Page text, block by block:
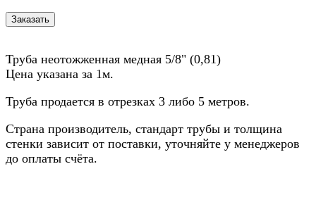
Труба неотожженная медная 5/8" (0,81)
Цена указана за 1м.
Труба продается в отрезках 3 либо 5 метров.
Страна производитель, стандарт трубы и толщина
стенки зависит от поставки, уточняйте у менеджеров
до оплаты счёта.